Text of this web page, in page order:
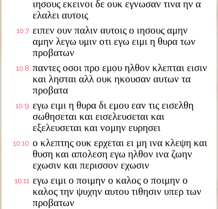
ιησους εκεινοι δε ουκ εγνωσαν τινα ην α
ελαλει αυτοις
10:7 ειπεν ουν παλιν αυτοις ο ιησους αμην
αμην λεγω υμιν οτι εγω ειμι η θυρα των
προβατων
10:8 παντες οσοι προ εμου ηλθον κλεπται εισιν
και λησται αλλ ουκ ηκουσαν αυτων τα
προβατα
10:9 εγω ειμι η θυρα δι εμου εαν τις εισελθη
σωθησεται και εισελευσεται και
εξελευσεται και νομην ευρησει
10:10 ο κλεπτης ουκ ερχεται ει μη ινα κλεψη και
θυση και απολεση εγω ηλθον ινα ζωην
εχωσιν και περισσον εχωσιν
10:11 εγω ειμι ο ποιμην ο καλος ο ποιμην ο
καλος την ψυχην αυτου τιθησιν υπερ των
προβατων